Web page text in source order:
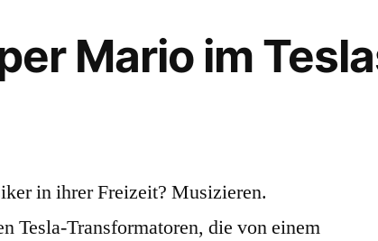
Mario im
in ihrer Freizeit? Musizieren.
Tesla-Transformatoren, die von einem